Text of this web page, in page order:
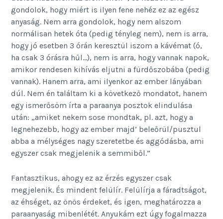
gondolok, hogy miért is ilyen fene nehéz ez az egész
anyaság. Nem arra gondolok, hogy nem alszom
normálisan hetek óta (pedig tényleg nem), nem is arra,
hogy jó esetben 3 órán keresztül iszom a kávémat (ó,
ha csak 3 órásra hűl…), nem is arra, hogy vannak napok,
amikor rendesen kihívás eljutni a fürdőszobába (pedig
vannak). Hanem arra, ami ilyenkor az ember lányában
dúl. Nem én találtam ki a következő mondatot, hanem
egy ismerősöm írta a paraanya posztok elindulása
után: „amiket nekem sose mondtak, pl. azt, hogy a
legnehezebb, hogy az ember majd’ beleőrül/pusztul
abba a mélységes nagy szeretetbe és aggódásba, ami
egyszer csak megjelenik a semmiből.”
Fantasztikus, ahogy ez az érzés egyszer csak
megjelenik. És mindent felülír. Felülírja a fáradtságot,
az éhséget, az önös érdeket, és igen, meghatározza a
paraanyaság mibenlétét. Anyukám ezt úgy fogalmazza